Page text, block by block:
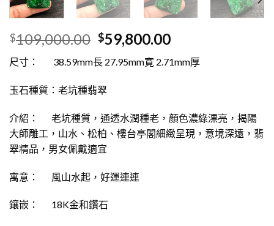
$109,000.00 $59,800.00
尺寸： 38.59mm長 27.95mm寛 2.71mm厚
玉石種質：老坑種翡翠
介紹： 老坑種質，通透水潤種老，顏色濃綠漂亮，揭陽
大師雕工，山水、松柏、樓台亭閣細緻呈現，意境深遠，翡
翠精品，男女佩戴適宜
寓意： 風山水起，好運連連
鑲嵌： 18K金和鑽石